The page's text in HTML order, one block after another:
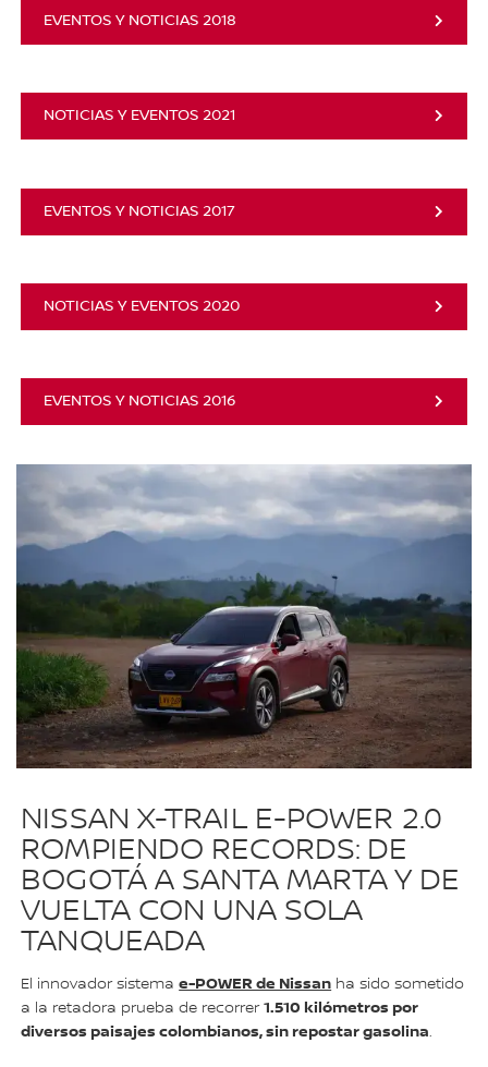
EVENTOS Y NOTICIAS 2018
NOTICIAS Y EVENTOS 2021
EVENTOS Y NOTICIAS 2017
NOTICIAS Y EVENTOS 2020
EVENTOS Y NOTICIAS 2016
NISSAN X-TRAIL E-POWER 2.0
ROMPIENDO RECORDS: DE
BOGOTÁ A SANTA MARTA Y DE
VUELTA CON UNA SOLA
TANQUEADA
El innovador sistemae-POWER de Nissan ha sido sometido
a la retadora prueba de recorrer1.510 kilómetros por
diversos paisajes colombianos, sin repostar gasolina.